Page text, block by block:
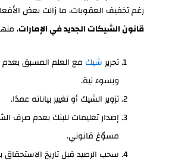
رغم تخفيف العقوبات، ما زالت بعض
قانون الشيكات الجديد في الإمارات،
تحريرشيك مع العلم المسبق
وبسوء نية.
تزوير الشيك أو تغيير بياناته عمدًا.
إصدار تعليمات للبنك بعدم صرف
مسوّغ قانوني.
سحب الرصيد قبل تاريخ الاستحقاق